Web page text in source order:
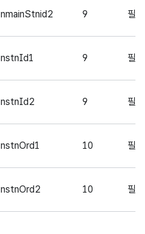
nmainStnid2 9 필
nstnId1 9 필
nstnId2 9 필
nstnOrd1 10 필
nstnOrd2 10 필